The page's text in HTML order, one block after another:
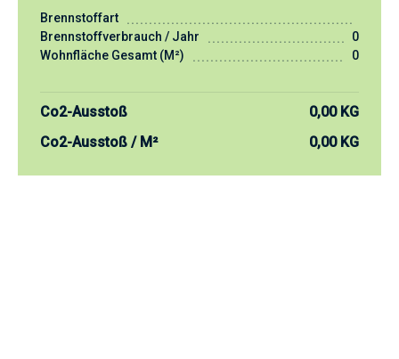
Brennstoffart
Brennstoffverbrauch / Jahr
0
Wohnfläche Gesamt (m²)
0
Co2-Ausstoß
0,00 KG
Co2-Ausstoß / M²
0,00 KG